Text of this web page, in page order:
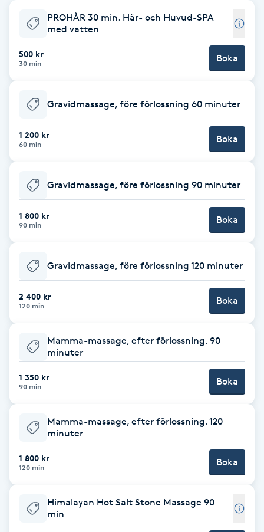
Babylights
Balayage
Barber
BIAB
Blowout
Brynfärgning
Brynplockning
Bröllopsuppsättning
C
Celluliter
Coachning
Color correction
PROHÅR 30 min. Hår- och Huvud-SPA
med vatten
500 kr
30 min Boka
Gravidmassage, före förlossning 60 minuter
1 200 kr
60 min Boka
Gravidmassage, före förlossning 90 minuter
1 800 kr
90 min Boka
Gravidmassage, före förlossning 120 minuter
2 400 kr
120 min Boka
Mamma-massage, efter förlossning. 90
minuter
1 350 kr
90 min Boka
Mamma-massage, efter förlossning. 120
minuter
1 800 kr
120 min Boka
Himalayan Hot Salt Stone Massage 90
min